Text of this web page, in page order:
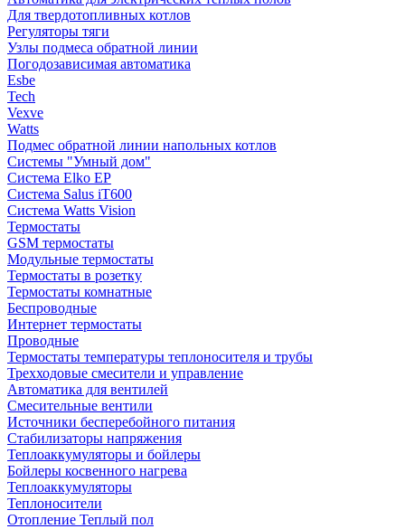
Для твердотопливных котлов
Регуляторы тяги
Узлы подмеса обратной линии
Погодозависимая автоматика
Esbe
Tech
Vexve
Watts
Подмес обратной линии напольных котлов
Системы "Умный дом"
Система Elko EP
Система Salus iT600
Система Watts Vision
Термостаты
GSM термостаты
Модульные термостаты
Термостаты в розетку
Термостаты комнатные
Беспроводные
Интернет термостаты
Проводные
Термостаты температуры теплоносителя и трубы
Трехходовые смесители и управление
Автоматика для вентилей
Смесительные вентили
Источники бесперебойного питания
Стабилизаторы напряжения
Теплоаккумуляторы и бойлеры
Бойлеры косвенного нагрева
Теплоаккумуляторы
Теплоносители
Отопление Теплый пол